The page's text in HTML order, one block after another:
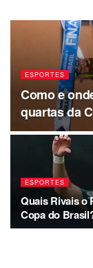
ESPORTES
Como e
quartas da
ESPORTES
Quais Rivais o
Copa do